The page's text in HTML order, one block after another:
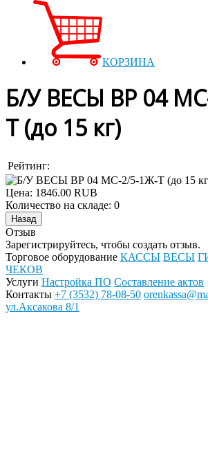
КОРЗИНА
Б/У ВЕСЫ ВР 04
Т (до 15 кг)
Рейтинг:
Цена: 1846.00 RUB
Количество на складе: 0
Отзыв
Зарегистрируйтесь, чтобы создать отзыв.
Торговое оборудование КАССЫ ВЕСЫ
ЧЕКОВ
Услуги Настройка ПО Составление актов
Контакты +7 (3532) 78-08-50
ул.Аксакова 8/1